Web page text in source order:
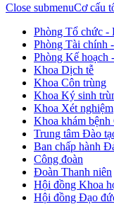
Close submenuCơ cấu
Phòng Tổ chức -
Phòng Tài chính
Phòng Kế hoạch
Khoa Dịch tễ
Khoa Côn trùng
Khoa Ký sinh
Khoa Xét nghiệm
Khoa khám
Trung tâm Đào
Ban chấp hành
Công đoàn
Đoàn Thanh niên
Hội đồng Khoa
Hội đồng Đạo